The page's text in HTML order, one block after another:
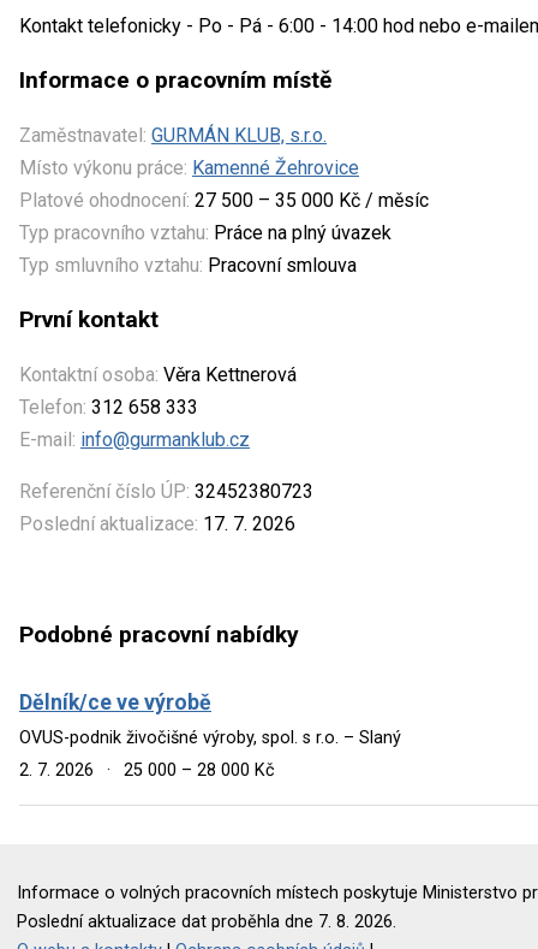
Kontakt telefonicky - Po - Pá - 6:00 - 14:00 hod nebo e-
Informace o pracovním místě
Zaměstnavatel: GURMÁN KLUB, s.r.o.
Místo výkonu práce: Kamenné Žehrovice
Platové ohodnocení: 27 500 – 35 000 Kč / měsíc
Typ pracovního vztahu: Práce na plný úvazek
Typ smluvního vztahu: Pracovní smlouva
První kontakt
Kontaktní osoba: Věra Kettnerová
Telefon: 312 658 333
E-mail: info@gurmanklub.cz
Referenční číslo ÚP: 32452380723
Poslední aktualizace: 17. 7. 2026
Podobné pracovní nabídky
Dělník/ce ve výrobě
OVUS-podnik živočišné výroby, spol. s r.o. – Slaný
2. 7. 2026
· 25 000 – 28 000 Kč
Informace o volných pracovních místech poskytuje Ministerstvo
Poslední aktualizace dat proběhla dne 7. 8. 2026.